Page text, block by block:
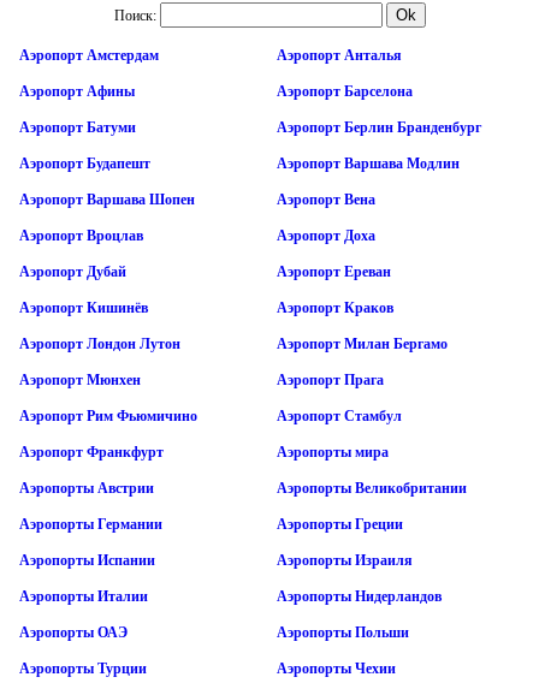
Поиск:
Аэропорт Амстердам Аэропорт Анталья
Аэропорт Афины Аэропорт Барселона
Аэропорт Батуми Аэропорт Берлин Бранденбург
Аэропорт Будапешт Аэропорт Варшава Модлин
Аэропорт Варшава Шопен Аэропорт Вена
Аэропорт Вроцлав Аэропорт Доха
Аэропорт Дубай Аэропорт Ереван
Аэропорт Кишинёв Аэропорт Краков
Аэропорт Лондон Лутон Аэропорт Милан Бергамо
Аэропорт Мюнхен Аэропорт Прага
Аэропорт Рим Фьюмичино Аэропорт Стамбул
Аэропорт Франкфурт Аэропорты мира
Аэропорты Австрии Аэропорты Великобритании
Аэропорты Германии Аэропорты Греции
Аэропорты Испании Аэропорты Израиля
Аэропорты Италии Аэропорты Нидерландов
Аэропорты ОАЭ Аэропорты Польши
Аэропорты Турции Аэропорты Чехии